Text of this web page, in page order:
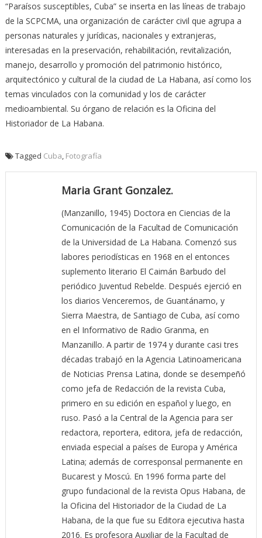
“Paraísos susceptibles, Cuba” se inserta en las líneas de trabajo
de la SCPCMA, una organización de carácter civil que agrupa a
personas naturales y jurídicas, nacionales y extranjeras,
interesadas en la preservación, rehabilitación, revitalización,
manejo, desarrollo y promoción del patrimonio histórico,
arquitectónico y cultural de la ciudad de La Habana, así como los
temas vinculados con la comunidad y los de carácter
medioambiental. Su órgano de relación es la Oficina del
Historiador de La Habana.
Tagged Cuba, Fotografía
Maria Grant Gonzalez.
(Manzanillo, 1945) Doctora en Ciencias de la
Comunicación de la Facultad de Comunicación
de la Universidad de La Habana. Comenzó sus
labores periodísticas en 1968 en el entonces
suplemento literario El Caimán Barbudo del
periódico Juventud Rebelde. Después ejerció en
los diarios Venceremos, de Guantánamo, y
Sierra Maestra, de Santiago de Cuba, así como
en el Informativo de Radio Granma, en
Manzanillo. A partir de 1974 y durante casi tres
décadas trabajó en la Agencia Latinoamericana
de Noticias Prensa Latina, donde se desempeñó
como jefa de Redacción de la revista Cuba,
primero en su edición en español y luego, en
ruso. Pasó a la Central de la Agencia para ser
redactora, reportera, editora, jefa de redacción,
enviada especial a países de Europa y América
Latina; además de corresponsal permanente en
Bucarest y Moscú. En 1996 forma parte del
grupo fundacional de la revista Opus Habana, de
la Oficina del Historiador de la Ciudad de La
Habana, de la que fue su Editora ejecutiva hasta
2016. Es profesora Auxiliar de la Facultad de